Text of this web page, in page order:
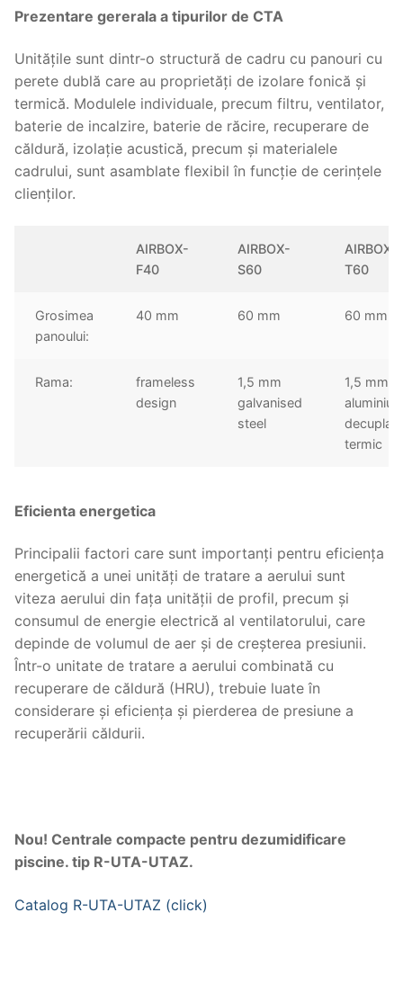
Prezentare gererala a tipurilor de CTA
Unitățile sunt dintr-o structură de cadru cu panouri cu
perete dublă care au proprietăți de izolare fonică și
termică. Modulele individuale, precum filtru, ventilator,
baterie de incalzire, baterie de răcire, recuperare de
căldură, izolație acustică, precum și materialele
cadrului, sunt asamblate flexibil în funcție de cerințele
clienților.
AIRBOX-
F40
AIRBOX-
S60
AIRBOX-
T60
Grosimea
panoului:
40 mm 60 mm 60 mm
Rama:
frameless
design
1,5 mm
galvanised
steel
1,5 mm
decuplat
termic
Eficienta energetica
Principalii factori care sunt importanți pentru eficiența
energetică a unei unități de tratare a aerului sunt
viteza aerului din fața unității de profil, precum și
consumul de energie electrică al ventilatorului, care
depinde de volumul de aer și de creșterea presiunii.
Într-o unitate de tratare a aerului combinată cu
recuperare de căldură (HRU), trebuie luate în
considerare și eficiența și pierderea de presiune a
recuperării căldurii.
Nou! Centrale compacte pentru dezumidificare
piscine. tip R-UTA-UTAZ.
Catalog R-UTA-UTAZ (click)